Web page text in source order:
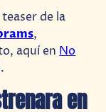
de la
,
aquí en No
en